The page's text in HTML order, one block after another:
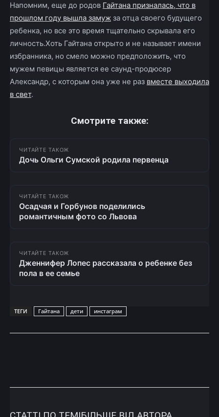
Напомним, еще до родов Гайтана призналась, что в
прошлом году вышла замуж за отца своего будущего
ребенка, но все это время тщательно скрывала его
личность.Хоть Гайтана открыто и не называет имени
избранника, но смело можно предположить, что
мужем певицы является ее саунд-продюсер
Александр, с которым она уже не раз вместе выходила
в свет.
Смотрите также:
ЧИТАЙТЕ ТАКОЖ
Дочь Ольги Сумской родила первенца
ЧИТАЙТЕ ТАКОЖ
Осадчая и Горбунов поделились
романтичным фото со Львова
ЧИТАЙТЕ ТАКОЖ
Дженнифер Лопес рассказала о ребенке без
пола в ее семье
ТЕГИ Гайтана дети инстаграм